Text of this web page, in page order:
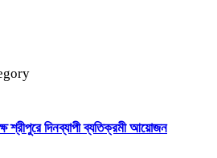
শ্রীপুরে দিনব্যাপী ব্যতিক্রমী আয়োজন